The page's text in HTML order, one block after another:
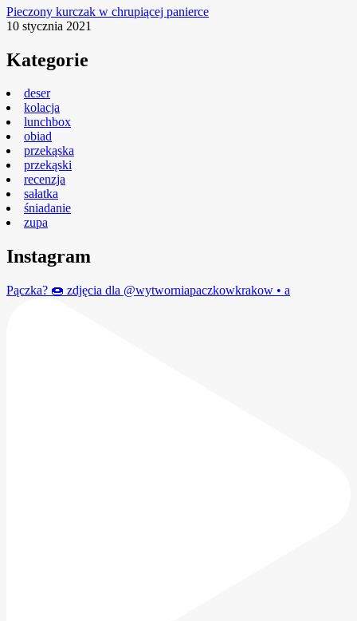
Pieczony kurczak w chrupiącej panierce
10 stycznia 2021
Kategorie
deser
kolacja
lunchbox
obiad
przekąska
przekąski
recenzja
sałatka
śniadanie
zupa
Instagram
Pączka? 🍩 zdjęcia dla @wytworniapaczkowkrakow • a